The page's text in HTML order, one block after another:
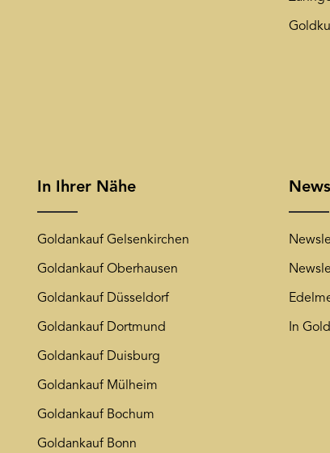
In Ihrer Nähe
Goldankauf Gelsenkirchen
Goldankauf Oberhausen
Goldankauf Düsseldorf
Goldankauf Dortmund
Goldankauf Duisburg
Goldankauf Mülheim
Goldankauf Bochum
Goldankauf Bonn
News
In